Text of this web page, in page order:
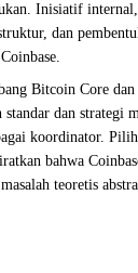
Inisiatif
dan
Bitcoin Core
dan strategi
koordinator.
bahwa
teoretis